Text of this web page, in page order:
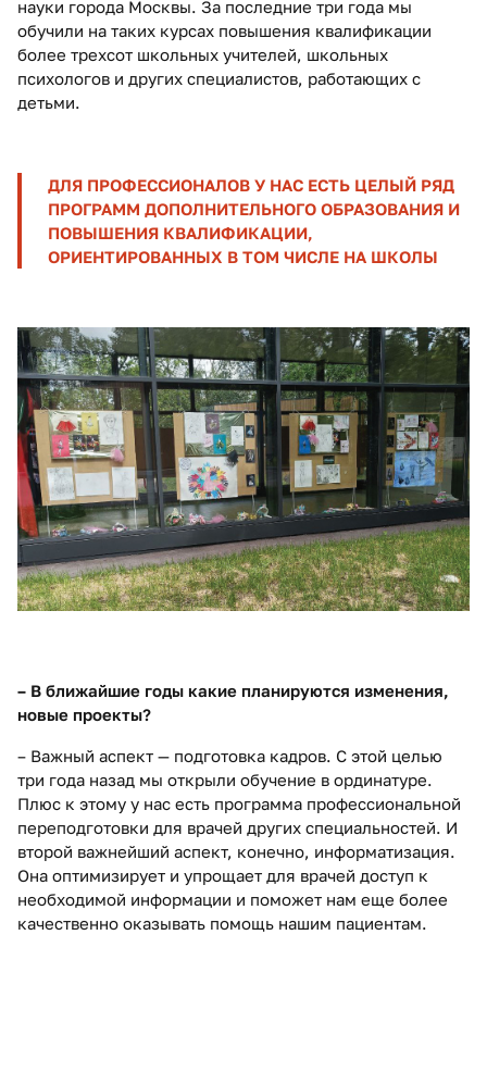
науки города Москвы. За последние три года мы
обучили на таких курсах повышения квалификации
более трехсот школьных учителей, школьных
психологов и других специалистов, работающих с
детьми.
ДЛЯ ПРОФЕССИОНАЛОВ У НАС ЕСТЬ ЦЕЛЫЙ РЯД
ПРОГРАММ ДОПОЛНИТЕЛЬНОГО ОБРАЗОВАНИЯ И
ПОВЫШЕНИЯ КВАЛИФИКАЦИИ,
ОРИЕНТИРОВАННЫХ В ТОМ ЧИСЛЕ НА ШКОЛЫ
– В ближайшие годы какие планируются изменения,
новые проекты?
– Важный аспект — подготовка кадров. С этой целью
три года назад мы открыли обучение в ординатуре.
Плюс к этому у нас есть программа профессиональной
переподготовки для врачей других специальностей. И
второй важнейший аспект, конечно, информатизация.
Она оптимизирует и упрощает для врачей доступ к
необходимой информации и поможет нам еще более
качественно оказывать помощь нашим пациентам.